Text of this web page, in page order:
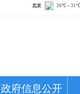
政府信息公开